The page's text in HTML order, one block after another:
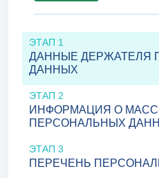
ЭТАП 1
ДАННЫЕ ДЕРЖАТЕЛЯ
ДАННЫХ
ЭТАП 2
ИНФОРМАЦИЯ О
ПЕРСОНАЛЬНЫХ
ЭТАП 3
ПЕРЕЧЕНЬ